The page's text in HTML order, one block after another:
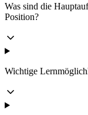
Was sind die
Position?
Wichtige